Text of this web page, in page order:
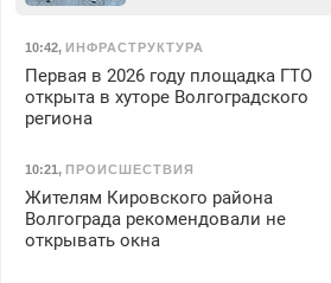
10:42, ИНФРАСТРУКТУРА
Первая в 2026 году площадка ГТО
открыта в хуторе Волгоградского
региона
10:21 , ПРОИСШЕСТВИЯ
Жителям Кировского района
Волгограда рекомендовали не
открывать окна